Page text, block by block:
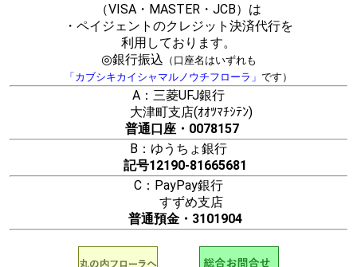
（VISA・MASTER・JCB）は
・ペイジェントのクレジット決済代行を
利用しております。
◎銀行振込 （口座名はいずれも
「カブシキカイシャマルノウチフローラ」 です）
A：三菱UFJ銀行
大津町支店(ｵｵﾂﾏﾁｼﾃﾝ)
普通口座・0078157
B：ゆうちょ銀行
記号12190-81665681
C：PayPay銀行
すずめ支店
普通預金・3101904